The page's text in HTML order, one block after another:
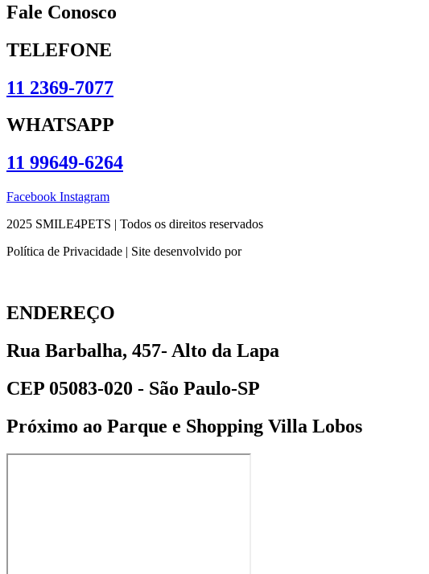
Fale Conosco
TELEFONE
11 2369-7077
WHATSAPP
11 99649-6264
Facebook Instagram
2025 SMILE4PETS | Todos os direitos reservados
Política de Privacidade | Site desenvolvido por
ENDEREÇO
Rua Barbalha, 457- Alto da Lapa
CEP 05083-020 - São Paulo-SP
Próximo ao Parque e Shopping Villa Lobos